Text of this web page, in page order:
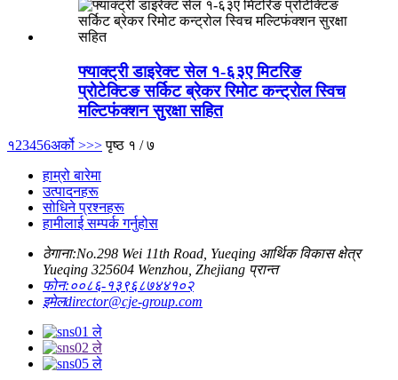
फ्याक्ट्री डाइरेक्ट सेल १-६३ए मिटरिङ
प्रोटेक्टिङ सर्किट ब्रेकर रिमोट कन्ट्रोल स्विच
मल्टिफंक्शन सुरक्षा सहित
१23456अर्को >>> पृष्ठ १ / ७
हाम्रो बारेमा
उत्पादनहरू
सोधिने प्रश्नहरू
हामीलाई सम्पर्क गर्नुहोस
ठेगाना:No.298 Wei 11th Road, Yueqing आर्थिक विकास क्षेत्र
Yueqing 325604 Wenzhou, Zhejiang प्रान्त
फोन:००८६-१३९६८७४४१०२
इमेलdirector@cje-group.com